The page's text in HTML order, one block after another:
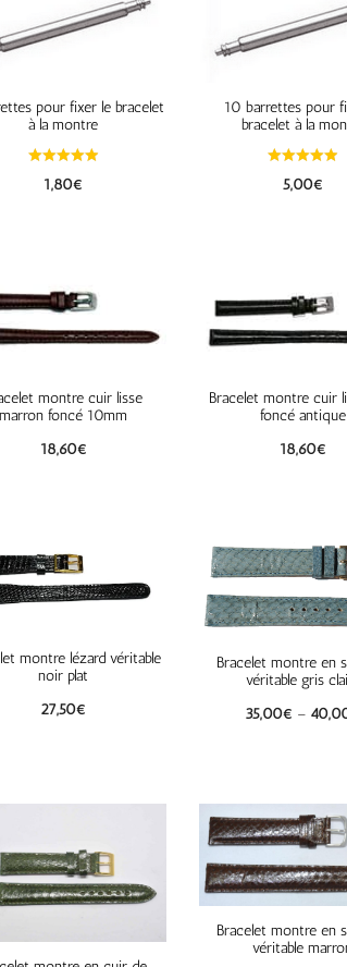
pour fixer le bracelet
à la montre
1,80€
10 barrettes pour
bracelet à la
5,00€
montre cuir lisse
marron foncé 10mm
18,60€
Bracelet montre cuir
foncé antique
18,60€
montre lézard véritable
noir plat
27,50€
Bracelet montre en
véritable gris
35,00€ –
Bracelet montre en
véritable